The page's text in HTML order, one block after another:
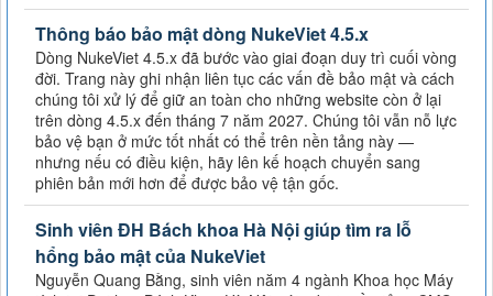
Thông báo bảo mật dòng NukeViet 4.5.x
Dòng NukeViet 4.5.x đã bước vào giai đoạn duy trì cuối vòng
đời. Trang này ghi nhận liên tục các vấn đề bảo mật và cách
chúng tôi xử lý để giữ an toàn cho những website còn ở lại
trên dòng 4.5.x đến tháng 7 năm 2027. Chúng tôi vẫn nỗ lực
bảo vệ bạn ở mức tốt nhất có thể trên nền tảng này —
nhưng nếu có điều kiện, hãy lên kế hoạch chuyển sang
phiên bản mới hơn để được bảo vệ tận gốc.
Sinh viên ĐH Bách khoa Hà Nội giúp tìm ra lỗ
hổng bảo mật của NukeViet
Nguyễn Quang Bằng, sinh viên năm 4 ngành Khoa học Máy